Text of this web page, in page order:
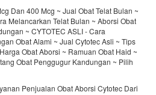
Dan 400 Mcg ~ Jual Obat Telat Bulan ~
Melancarkan Telat Bulan ~ Aborsi Obat
~ CYTOTEC ASLI - Cara
Obat Alami ~ Jual Cytotec Asli ~ Tips
Obat Aborsi ~ Ramuan Obat Haid ~
Obat Penggugur Kandungan ~ Pilih
Penjualan Obat Aborsi Cytotec Dari